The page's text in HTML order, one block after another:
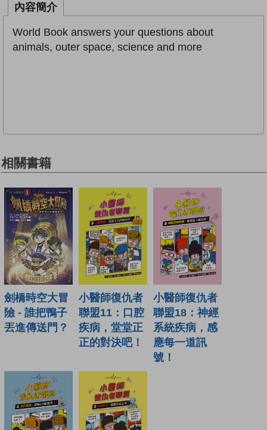
內容簡介
World Book answers your questions about
animals, outer space, science and more
相關書籍
劍橋時空大冒
險 - 誰把鴨子
丟進傳送門？
小醫師復仇者
聯盟11：口腔
疾病，堂堂正
正的對決吧！
小醫師復仇者
聯盟18：神經
系統疾病，感
應每一道訊
號！